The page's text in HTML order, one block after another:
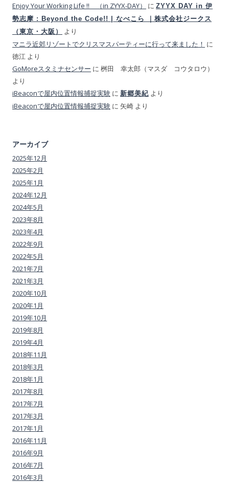
Enjoy Your Working Life !! （in ZYYX-DAY） に ZYYX DAY in 伊
勢志摩 : Beyond the Code!! | なべこら ｜株式会社ジークス
（東京・大阪）
より
マニラ近郊リゾートでクリスマスパーティーに行って来ました！ に
徳江 より
GoMoreスタミナセンサー に 桝田 幸太郎（マスダ コウタロウ）
より
iBeaconで屋内位置情報捕捉実験 に 新郷美紀 より
iBeaconで屋内位置情報捕捉実験 に 矢崎 より
アーカイブ
2025年12月
2025年2月
2025年1月
2024年12月
2024年5月
2023年8月
2023年4月
2022年9月
2022年5月
2021年7月
2021年3月
2020年10月
2020年1月
2019年10月
2019年8月
2019年4月
2018年11月
2018年3月
2018年1月
2017年8月
2017年7月
2017年3月
2017年1月
2016年11月
2016年9月
2016年7月
2016年3月